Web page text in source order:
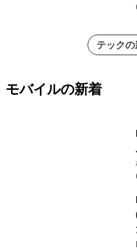
テック
モバイルの新着